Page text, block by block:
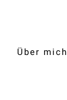
Über mich